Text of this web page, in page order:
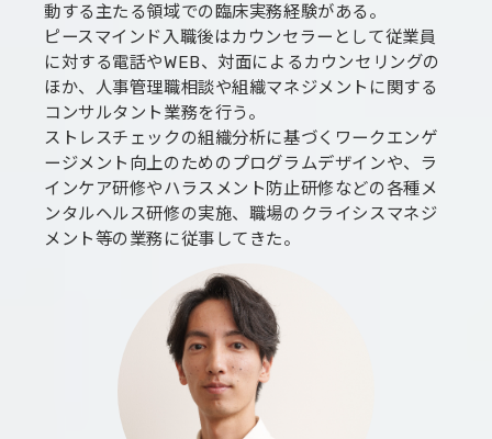
動する主たる領域での臨床実務経験がある。
ピースマインド入職後はカウンセラーとして従業員
に対する電話やWEB、対面によるカウンセリングの
ほか、人事管理職相談や組織マネジメントに関する
コンサルタント業務を行う。
ストレスチェックの組織分析に基づくワークエンゲ
ージメント向上のためのプログラムデザインや、ラ
インケア研修やハラスメント防止研修などの各種メ
ンタルヘルス研修の実施、職場のクライシスマネジ
メント等の業務に従事してきた。